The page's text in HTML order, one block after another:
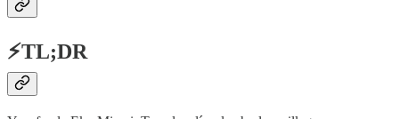
⚡TL;DR